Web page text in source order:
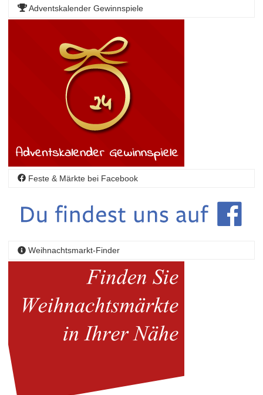
Adventskalender Gewinnspiele
Feste & Märkte bei Facebook
Weihnachtsmarkt-Finder